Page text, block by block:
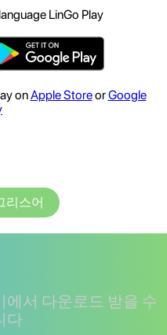
LinGo Play
onApple StoreorGoogle
리스어
서 다운로드 받을 수
다